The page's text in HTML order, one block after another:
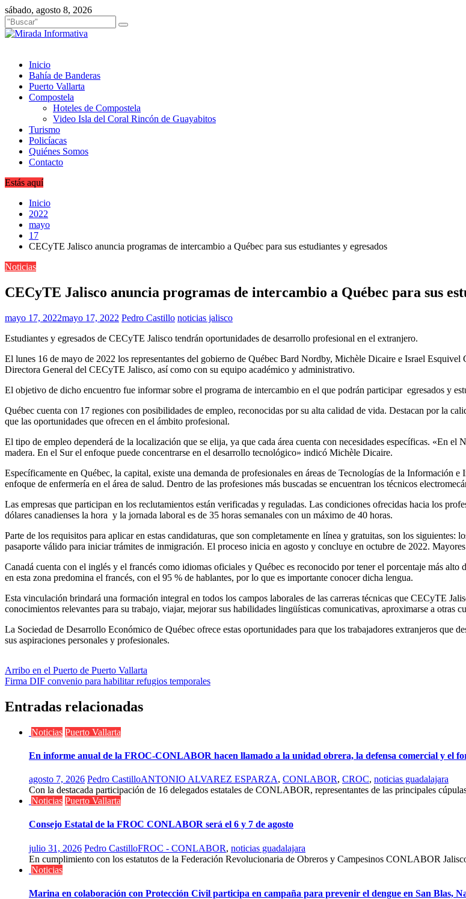
Saltar
al
contenido
sábado, agosto 8, 2026
Inicio
Bahía de Banderas
Puerto Vallarta
Compostela
Hoteles de Compostela
Video Isla del Coral Rincón de Guayabitos
Turismo
Policíacas
Quiénes Somos
Contacto
Estás aquí
Inicio
2022
mayo
17
CECyTE Jalisco anuncia programas de intercambio a Québec para sus estudiantes y egresados
Noticias
CECyTE Jalisco anuncia programas de intercambio a Québec para sus
mayo 17, 2022mayo 17, 2022 Pedro Castillo noticias jalisco
Estudiantes y egresados de CECyTE Jalisco tendrán oportunidades de desarrollo profesional en el extranjero.
El lunes 16 de mayo de 2022 los representantes del gobierno de Québec Bard Nordby, Michèle Dicaire e Israel
Directora General del CECyTE Jalisco, así como con su equipo académico y administrativo.
El objetivo de dicho encuentro fue informar sobre el programa de intercambio en el que podrán participar egresados y
Québec cuenta con 17 regiones con posibilidades de empleo, reconocidas por su alta calidad de vida. Destacan por la
que las oportunidades que ofrecen en el ámbito profesional.
El tipo de empleo dependerá de la localización que se elija, ya que cada área cuenta con necesidades específicas. «En
madera. En el Sur el enfoque puede concentrarse en el desarrollo tecnológico» indicó Michèle Dicaire.
Específicamente en Québec, la capital, existe una demanda de profesionales en áreas de Tecnologías de la
enfoque de enfermería en el área de salud. Dentro de las profesiones más buscadas se encuentran los técnicos
Las empresas que participan en los reclutamientos están verificadas y reguladas. Las condiciones ofrecidas hacia los
dólares canadienses la hora y la jornada laboral es de 35 horas semanales con un máximo de 40 horas.
Parte de los requisitos para aplicar en estas candidaturas, que son completamente en línea y gratuitas, son los
pasaporte válido para iniciar trámites de inmigración. El proceso inicia en agosto y concluye en octubre de 2022.
Canadá cuenta con el inglés y el francés como idiomas oficiales y Québec es reconocido por tener el porcentaje más
en esta zona predomina el francés, con el 95 % de hablantes, por lo que es importante conocer dicha lengua.
Esta vinculación brindará una formación integral en todos los campos laborales de las carreras técnicas que CECyTE
conocimientos relevantes para su trabajo, viajar, mejorar sus habilidades lingüísticas comunicativas, aproximarse a otras
La Sociedad de Desarrollo Económico de Québec ofrece estas oportunidades para que los trabajadores extranjeros que
sus aspiraciones personales y profesionales.
Navegación
de
entradas
Arribo en el Puerto de Puerto Vallarta
Firma DIF convenio para habilitar refugios temporales
Entradas relacionadas
Noticias Puerto Vallarta
En informe anual de la FROC-CONLABOR hacen llamado a la unidad obrera, la defensa comercial y el
agosto 7, 2026 Pedro CastilloANTONIO ALVAREZ ESPARZA, CONLABOR, CROC, noticias guadalajara
Con la destacada participación de 16 delegados estatales de CONLABOR, representantes de las principales
Noticias Puerto Vallarta
Consejo Estatal de la FROC CONLABOR será el 6 y 7 de agosto
julio 31, 2026 Pedro CastilloFROC - CONLABOR, noticias guadalajara
En cumplimiento con los estatutos de la Federación Revolucionaria de Obreros y Campesinos CONLABOR
Noticias
Marina en colaboración con Protección Civil participa en campaña para prevenir el dengue en San Blas,